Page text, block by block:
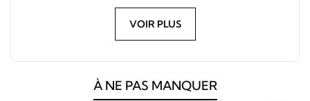
VOIR PLUS
À NE PAS MANQUER